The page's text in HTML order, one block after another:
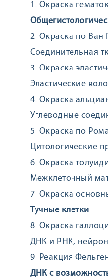
1. Окраска
2. Окраска по Ван
Соединительная
3. Окраска
Эластические
4. Окраска
Углеводные
5. Окраска по
Цитологические
6. Окраска
Межклеточный
7. Окраска
Тучные клетки
8. Окраска
ДНК и РНК,
9. Реакция
ДНК с